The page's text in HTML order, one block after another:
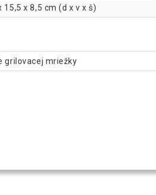
x 8,5 cm (d x v x š)
grilovacej mriežky